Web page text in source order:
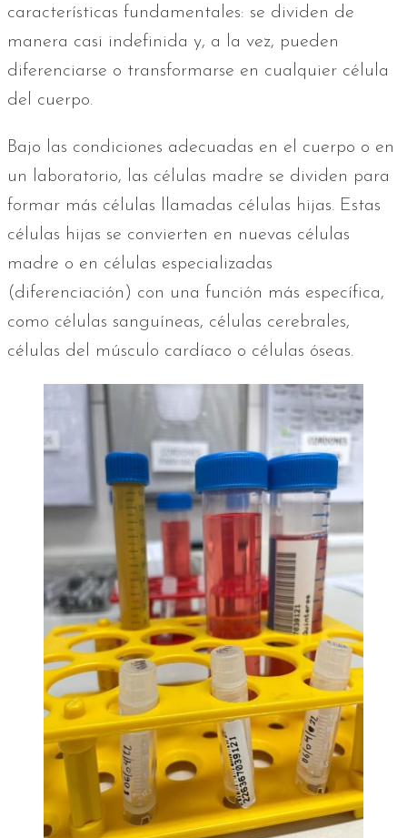
características fundamentales: se dividen de
manera casi indefinida y, a la vez, pueden
diferenciarse o transformarse en cualquier célula
del cuerpo.
Bajo las condiciones adecuadas en el cuerpo o en
un laboratorio, las células madre se dividen para
formar más células llamadas células hijas. Estas
células hijas se convierten en nuevas células
madre o en células especializadas
(diferenciación) con una función más específica,
como células sanguíneas, células cerebrales,
células del músculo cardíaco o células óseas.